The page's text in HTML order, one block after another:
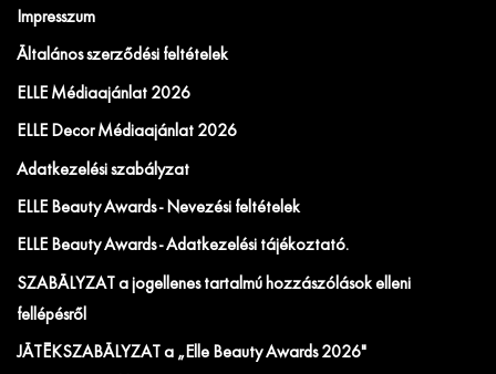
Impresszum
Általános szerződési feltételek
ELLE Médiaajánlat 2026
ELLE Decor Médiaajánlat 2026
Adatkezelési szabályzat
ELLE Beauty Awards - Nevezési feltételek
ELLE Beauty Awards - Adatkezelési tájékoztató.
SZABÁLYZAT a jogellenes tartalmú hozzászólások elleni
fellépésről
JÁTÉKSZABÁLYZAT a „Elle Beauty Awards 2026"